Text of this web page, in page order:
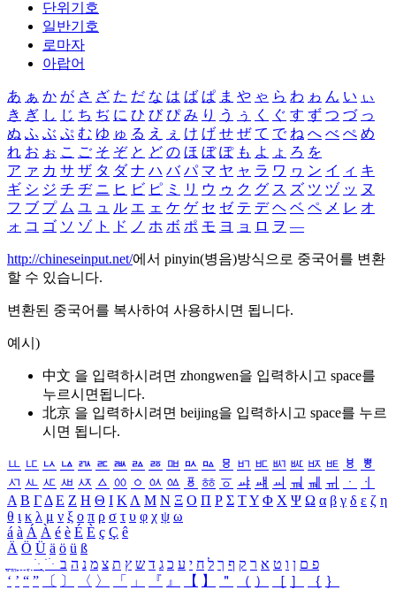
단위기호
일반기호
로마자
아랍어
あ ぁ か が さ ざ た だ な は ば ぱ ま や ゃ ら わ ゎ ん い ぃ
き ぎ し じ ち ぢ に ひ び ぴ み り う ぅ く ぐ す ず つ づ っ
ぬ ふ ぶ ぷ む ゆ ゅ る え ぇ け げ せ ぜ て で ね へ べ ぺ め
れ お ぉ こ ご そ ぞ と ど の ほ ぼ ぽ も よ ょ ろ を
ア ァ カ サ ザ タ ダ ナ ハ バ パ マ ヤ ャ ラ ワ ヮ ン イ ィ キ
ギ シ ジ チ ヂ ニ ヒ ビ ピ ミ リ ウ ゥ ク グ ス ズ ツ ヅ ッ ヌ
フ ブ プ ム ユ ュ ル エ ェ ケ ゲ セ ゼ テ デ ヘ ベ ペ メ レ オ
ォ コ ゴ ソ ゾ ト ド ノ ホ ボ ポ モ ヨ ョ ロ ヲ ―
http://chineseinput.net/에서 pinyin(병음)방식으로 중국어를 변환
할 수 있습니다.
변환된 중국어를 복사하여 사용하시면 됩니다.
예시)
中文 을 입력하시려면 zhongwen을 입력하시고 space를
누르시면됩니다.
北京 을 입력하시려면 beijing을 입력하시고 space를 누르
시면 됩니다.
ㅥ ㅦ ㅧ ㅨ ㅩ ㅪ ㅫ ㅬ ㅭ ㅮ ㅯ ㅰ ㅱ ㅲ ㅳ ㅴ ㅵ ㅶ ㅷ ㅸ
ㅹ
ㅺ ㅻ ㅼ ㅽ ㅾ ㅿ ㆀ ㆁ ㆂ ㆃ ㆄ ㆅ ㆆ ㆇ ㆈ ㆉ ㆊ ㆋ ㆌ ㆍ
ㆎ
Α Β ΓΔ Ε Ζ Η Θ Ι ΚΛ Μ Ν Ξ Ο Π Ρ Σ ΤΥ Φ Χ Ψ Ω α β γ δ ε ζ η
θ ι κ λ μ ν ξ ο π ρ σ τ υ φ χ ψ ω
á à Á À é è É È ç Ç ê
Ä Ö Ü ä ö ü ß
ִֶֹ ֻּ ׁׂ פ ם ן ו ט א ר ק ף ך ל ח י ע כ ג ד ש ץ ת צ מ נ ה ב
‘ ’ “ ” 〔 〕 〈 〉 「 」 『 』 【 】 ＂ （ ） ［ ］ ｛ ｝